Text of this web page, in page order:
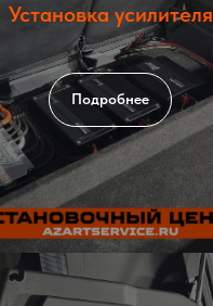
Установка усилителя
Подробнее